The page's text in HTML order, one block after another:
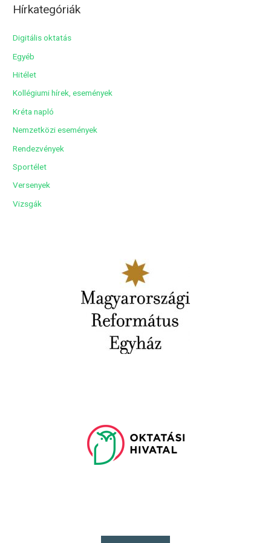
hHírkategóriák
Digitális oktatás
Egyéb
Hitélet
Kollégiumi hírek, események
Kréta napló
Nemzetközi események
Rendezvények
Sportélet
Versenyek
Vizsgák